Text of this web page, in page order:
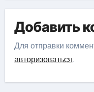
Добавить
Для отправки
авторизоваться.